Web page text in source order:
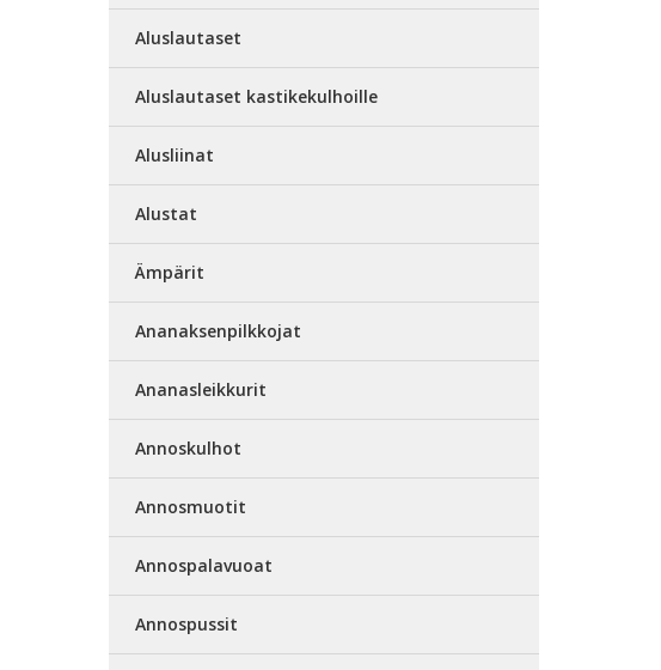
Aluslautaset
Aluslautaset kastikekulhoille
Alusliinat
Alustat
Ämpärit
Ananaksenpilkkojat
Ananasleikkurit
Annoskulhot
Annosmuotit
Annospalavuoat
Annospussit